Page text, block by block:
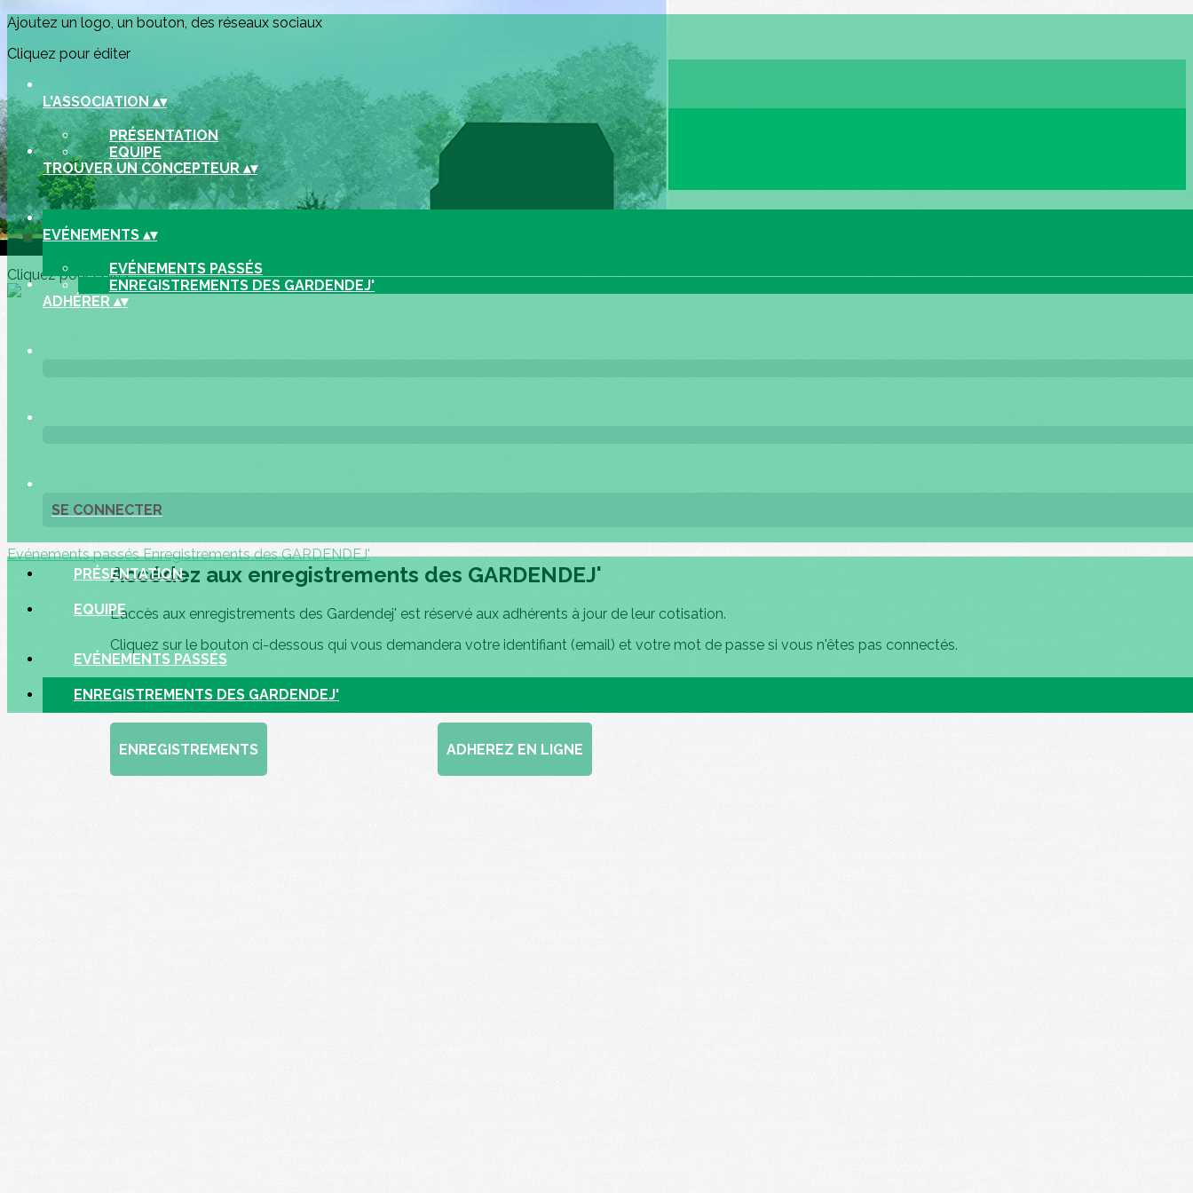
Exporter les lignes sélectionnées
Exporter toutes les colonnes
Exporter uniquement les colonnes affichées
Menu
<
>
Evénements passés
Enregistrements des GARDENDEJ'
Ajoutez un logo, un bouton, des réseaux sociaux
Cliquez pour éditer
L'ASSOCIATION▴▾
PRÉSENTATION
EQUIPE
TROUVER UN CONCEPTEUR ▴▾
EVÉNEMENTS ▴▾
EVÉNEMENTS PASSÉS
ENREGISTREMENTS DES GARDENDEJ'
ADHÉRER ▴▾
SE CONNECTER
PRÉSENTATION
EQUIPE
EVÉNEMENTS PASSÉS
ENREGISTREMENTS DES GARDENDEJ'
?>
Images de la page d'accueil
Cliquez pour éditer
Evénements passésEnregistrements des GARDENDEJ'
Accédez aux enregistrements des GARDENDEJ'
L'accès aux enregistrements des Gardendej' est réservé aux adhérents à jour de leur cotisation.
Cliquez sur le bouton ci-dessous qui vous demandera votre identifiant (email) et votre mot de passe si vous n'êtes pas connectés.
ENREGISTREMENTS ADHEREZ EN LIGNE